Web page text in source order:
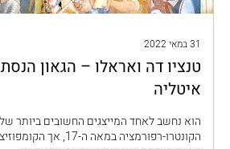
31 במאי 2022
טנציו דה ואראלו – הגאון
איטליה
הוא נחשב לאחד המייצגים החשובים ביותר
הקונטרו-רפורמציה במאה ה-